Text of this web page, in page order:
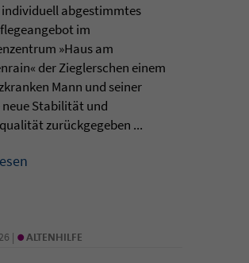
individuell abgestimmtes
im
»Haus am
der Zieglerschen einem
Mann und seiner
neue Stabilität und
zurückgegeben ...
| • ALTENHILFE